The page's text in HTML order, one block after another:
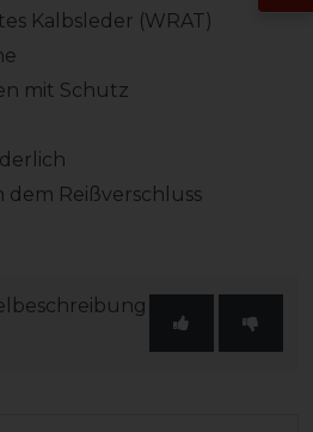
Kalbsleder (WRAT)
mit Schutz
dem Reißverschluss